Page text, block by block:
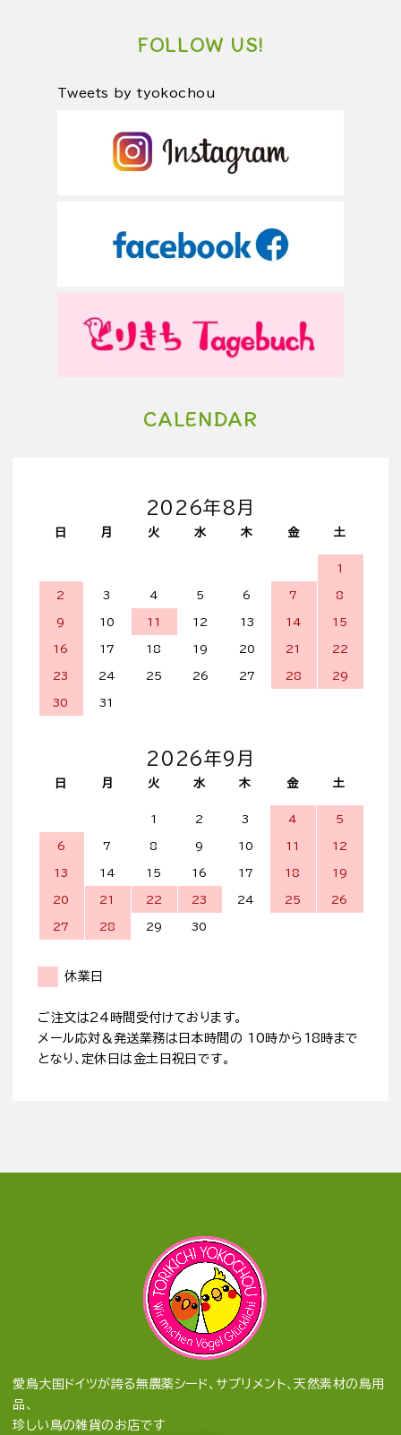
FOLLOW US!
Tweets by tyokochou
CALENDAR
2026年8月
日 月 火 水 木 金 土
1
2 3 4 5 6 7 8
9 10 11 12 13 14 15
16 17 18 19 20 21 22
23 24 25 26 27 28 29
30 31
2026年9月
日 月 火 水 木 金 土
1 2 3 4 5
6 7 8 9 10 11 12
13 14 15 16 17 18 19
20 21 22 23 24 25 26
27 28 29 30
休業日
ご注文は24時間受付けております。
メール応対＆発送業務は日本時間の 10時から18時まで
となり、定休日は金土日祝日です。
愛鳥大国ドイツが誇る無農薬シード、サプリメント、天然素材の鳥用
品、
珍しい鳥の雑貨のお店です